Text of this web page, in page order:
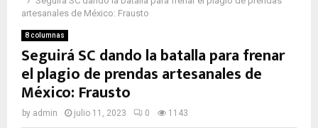
artesanales de México: Frausto
8 columnas
Seguirá SC dando la batalla para frenar
el plagio de prendas artesanales de
México: Frausto
by admin julio 11, 2023 0 1143